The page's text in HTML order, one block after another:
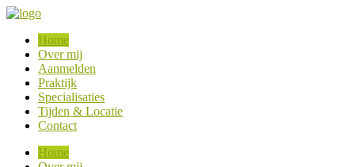
Home
Over mij
Aanmelden
Praktijk
Specialisaties
Tijden & Locatie
Contact
Home